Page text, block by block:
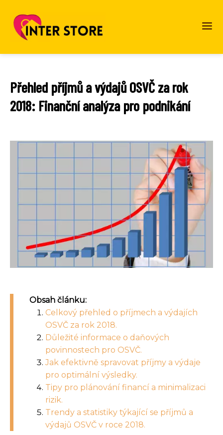
Přehled příjmů a výdajů OSVČ za rok
2018: Finanční analýza pro podnikání
Obsah článku:
Celkový přehled o příjmech a výdajích
OSVČ za rok 2018.
Důležité informace o daňových
povinnostech pro OSVČ.
Jak efektivně spravovat příjmy a výdaje
pro optimální výsledky.
Tipy pro plánování financí a minimalizaci
rizik.
Trendy a statistiky týkající se příjmů a
výdajů OSVČ v roce 2018.